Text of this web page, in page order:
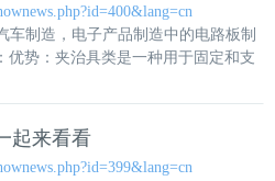
车制造，电子产品制造中的电路板制
优势：夹治具类是一种用于固定和支
起来看看